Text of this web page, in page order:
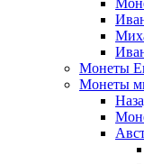
Монеты
Монеты